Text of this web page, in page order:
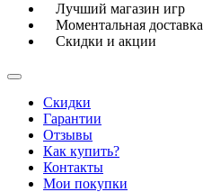
Лучший магазин игр
Моментальная доставка
Скидки и акции
Скидки
Гарантии
Отзывы
Как купить?
Контакты
Мои покупки